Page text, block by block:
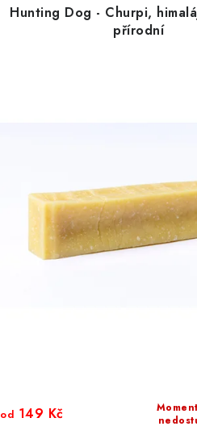
Hunting Dog - Churpi,
přírodní
od 149 Kč